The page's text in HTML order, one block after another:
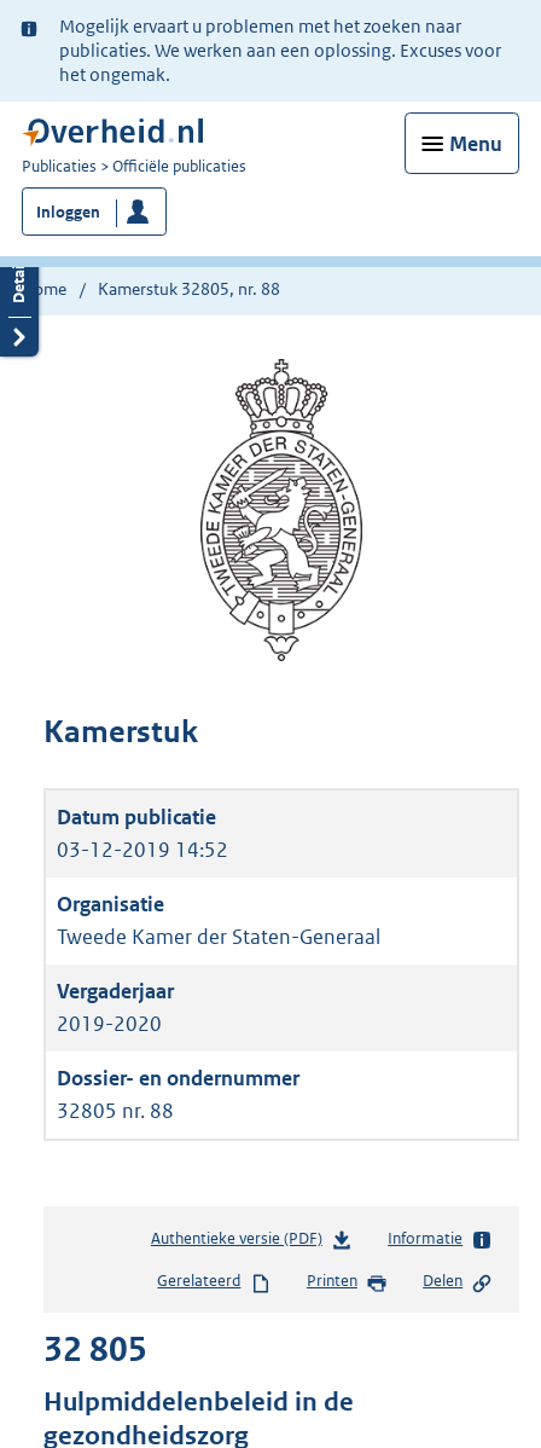
Ter
informatie:
Mogelijk ervaart u problemen met het zoeken naar
publicaties. We werken aan een oplossing. Excuses voor
het ongemak.
Menu
U
bent
nu
hier:
Publicaties Officiële publicaties
Inloggen
Home Kamerstuk 32805, nr. 88
Kamerstuk
03-12-2019 14:52
Tweede Kamer der Staten-Generaal
2019-2020
32805 nr. 88
Authentieke versie (PDF)b
s
s
Informatie
Gerelateerd Printen Delen
32 805
Hulpmiddelenbeleid in de
gezondheidszorg